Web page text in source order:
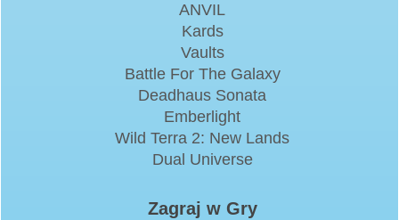
ANVIL
Kards
Vaults
Battle For The Galaxy
Deadhaus Sonata
Emberlight
Wild Terra 2: New Lands
Dual Universe
Zagraj w Gry